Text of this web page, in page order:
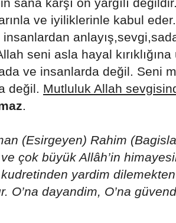
ve iyiliklerinle kabul
insanlardan
seni asla hayal
ve insanlarda değil. Seni
değil. Mutluluk Allah
.
(Esirgeyen) Rahim
çok büyük Allâh’in
yardim
O’na dayandim, O’na